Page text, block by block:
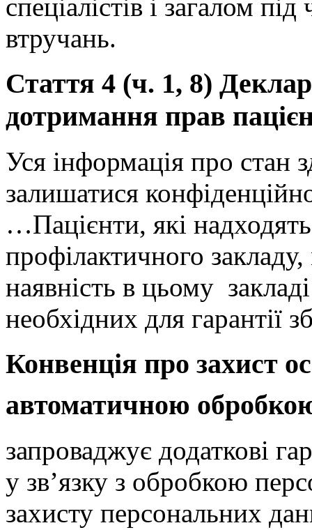
спеціалістів і загалом
втручань.
Стаття 4 (ч. 1, 8)
дотримання прав
Уся інформація про стан
залишатися
…Пацієнти, які
профілактичного
наявність в цьому
необхідних для гарантії
Конвенція про захист
автоматичною
запроваджує додаткові
у зв’язку з обробкою
захисту персональних